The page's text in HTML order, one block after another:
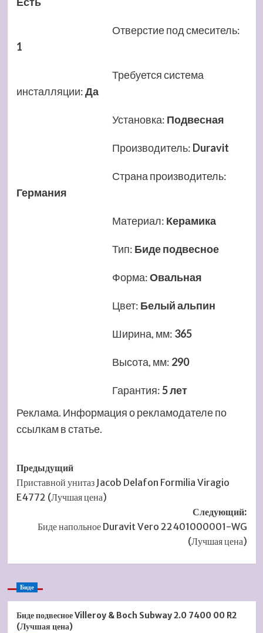
Отверстие под смеситель:
1
Требуется система
инсталляции:Да
Установка: Подвесная
Производитель: Duravit
Страна производитель:
Германия
Материал: Керамика
Тип: Биде подвесное
Форма:Овальная
Цвет: Белый альпин
Ширина, мм: 365
Высота, мм: 290
Гарантия:5 лет
Реклама. Информация о рекламодателе по
ссылкам в статье.
Навигация
записи
Предыдущий
Приставной унитаз Jacob Delafon Formilia Viragio
E4772 (Лучшая цена)
Следующий:
Биде напольное Duravit Vero 22401000001-WG
(Лучшая цена)
Биде
Биде подвесное Villeroy & Boch Subway 2.0 7400 00 R2
(Лучшая цена)